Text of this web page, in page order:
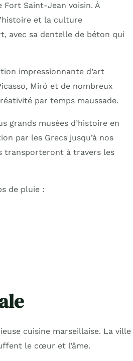
Saint-Jean voisin. À
et la culture
avec sa dentelle de béton qui
impressionnante d’art
Miró et de nombreux
par temps maussade.
grands musées d’histoire en
par les Grecs jusqu’à nos
transporteront à travers les
de pluie :
cuisine marseillaise. La ville
le cœur et l’âme.